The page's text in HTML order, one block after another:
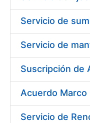
Erakutsi/Ezkutatu